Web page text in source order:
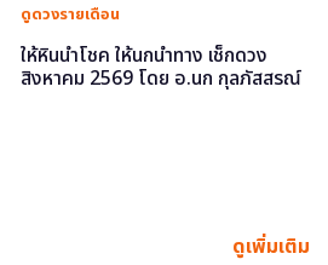
ดูดวงรายเดือน
ให้หินนำโชค ให้นกนำทาง เช็กดวง
สิงหาคม 2569 โดย อ.นก กุลภัสสรณ์
ดูเพิ่มเติม